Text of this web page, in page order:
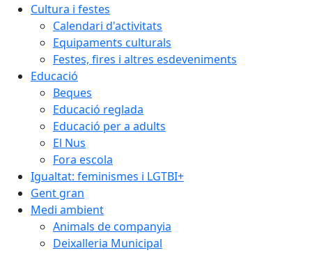
Cultura i festes
Calendari d'activitats
Equipaments culturals
Festes, fires i altres esdeveniments
Educació
Beques
Educació reglada
Educació per a adults
El Nus
Fora escola
Igualtat: feminismes i LGTBI+
Gent gran
Medi ambient
Animals de companyia
Deixalleria Municipal